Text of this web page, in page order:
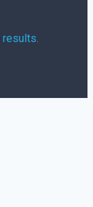
results.